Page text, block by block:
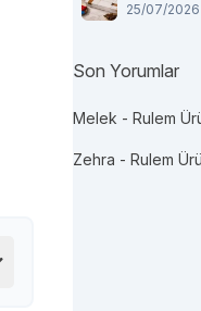
Tüketilir mi?
25/07/2026
Son Yorumlar
Melek - Rulem
Zehra - Rulem